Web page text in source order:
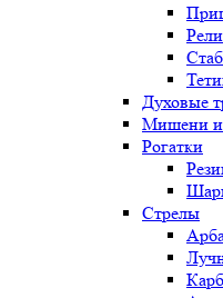
Духовые
Мишени
Рогатки
Стрелы